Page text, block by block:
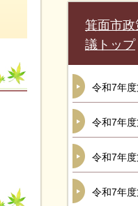
箕面市
議トップ
令和7年
令和7年
令和7年
令和7年